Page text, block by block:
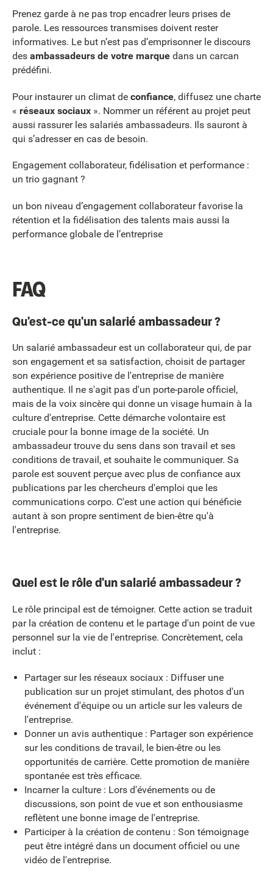
Prenez garde à ne pas trop encadrer leurs prises de
parole. Les ressources transmises doivent rester
informatives. Le but n’est pas d’emprisonner le discours
des ambassadeurs de votre marque dans un carcan
prédéfini.
Pour instaurer un climat de confiance, diffusez une charte
« réseaux sociaux ». Nommer un référent au projet peut
aussi rassurer les salariés ambassadeurs. Ils sauront à
qui s’adresser en cas de besoin.
Engagement collaborateur, fidélisation et performance :
un trio gagnant ?
un bon niveau d’engagement collaborateur favorise la
rétention et la fidélisation des talents mais aussi la
performance globale de l’entreprise
FAQ
Qu'est-ce qu'un salarié ambassadeur ?
Un salarié ambassadeur est un collaborateur qui, de par
son engagement et sa satisfaction, choisit de partager
son expérience positive de l'entreprise de manière
authentique. Il ne s'agit pas d'un porte-parole officiel,
mais de la voix sincère qui donne un visage humain à la
culture d'entreprise. Cette démarche volontaire est
cruciale pour la bonne image de la société. Un
ambassadeur trouve du sens dans son travail et ses
conditions de travail, et souhaite le communiquer. Sa
parole est souvent perçue avec plus de confiance aux
publications par les chercheurs d'emploi que les
communications corpo. C'est une action qui bénéficie
autant à son propre sentiment de bien-être qu'à
l'entreprise.
Quel est le rôle d'un salarié ambassadeur ?
Le rôle principal est de témoigner. Cette action se traduit
par la création de contenu et le partage d'un point de vue
personnel sur la vie de l'entreprise. Concrètement, cela
inclut :
Partager sur les réseaux sociaux : Diffuser une
publication sur un projet stimulant, des photos d'un
événement d'équipe ou un article sur les valeurs de
l'entreprise.
Donner un avis authentique : Partager son expérience
sur les conditions de travail, le bien-être ou les
opportunités de carrière. Cette promotion de manière
spontanée est très efficace.
Incarner la culture : Lors d'événements ou de
discussions, son point de vue et son enthousiasme
reflètent une bonne image de l'entreprise.
Participer à la création de contenu : Son témoignage
peut être intégré dans un document officiel ou une
vidéo de l'entreprise.